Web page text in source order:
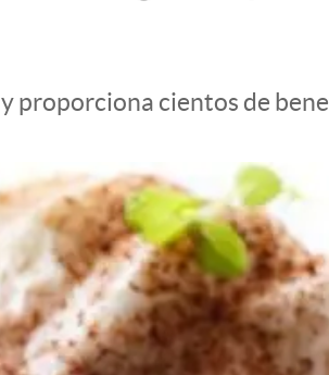
proporciona cientos de